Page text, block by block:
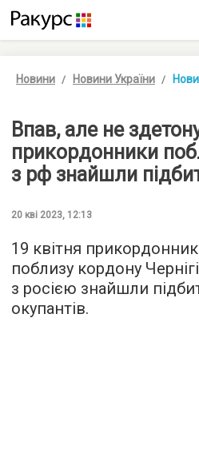
Новини Новини України
Впав, але не
прикордонники
з рф знайшли
20 кві 2023, 12:13
19 квітня
поблизу кордону
з росією знайшли
окупантів.